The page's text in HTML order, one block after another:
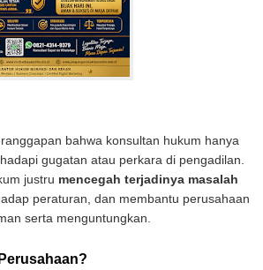
bahwa konsultan hukum hanya
gugatan atau perkara di pengadilan.
justru mencegah terjadinya masalah
peraturan, dan membantu perusahaan
serta menguntungkan.